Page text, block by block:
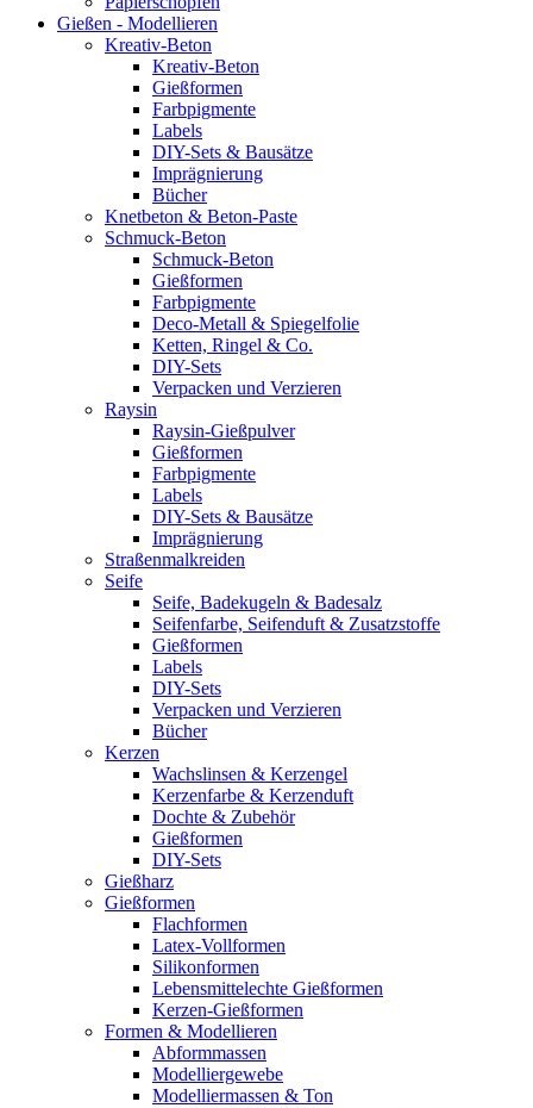
Gießen - Modellieren
Kreativ-Beton
Kreativ-Beton
Gießformen
Farbpigmente
Labels
DIY-Sets & Bausätze
Imprägnierung
Bücher
Knetbeton & Beton-Paste
Schmuck-Beton
Schmuck-Beton
Gießformen
Farbpigmente
Deco-Metall & Spiegelfolie
Ketten, Ringel & Co.
DIY-Sets
Verpacken und Verzieren
Raysin
Raysin-Gießpulver
Gießformen
Farbpigmente
Labels
DIY-Sets & Bausätze
Imprägnierung
Straßenmalkreiden
Seife
Seife, Badekugeln & Badesalz
Seifenfarbe, Seifenduft & Zusatzstoffe
Gießformen
Labels
DIY-Sets
Verpacken und Verzieren
Bücher
Kerzen
Wachslinsen & Kerzengel
Kerzenfarbe & Kerzenduft
Dochte & Zubehör
Gießformen
DIY-Sets
Gießharz
Gießformen
Flachformen
Latex-Vollformen
Silikonformen
Lebensmittelechte Gießformen
Kerzen-Gießformen
Formen & Modellieren
Abformmassen
Modelliergewebe
Modelliermassen & Ton